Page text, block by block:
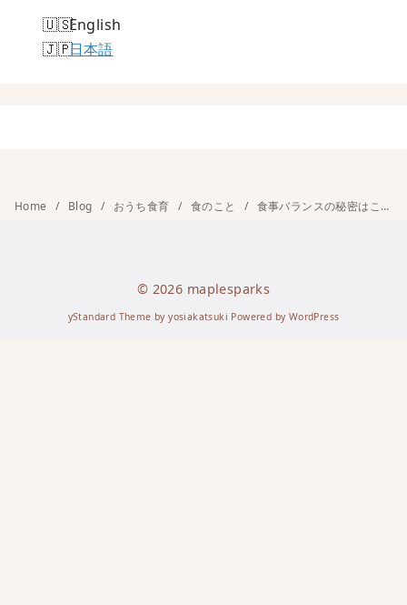
English
日本語
Home Blog おうち食育 食のこと 食事バランスの秘密はこの７品目！和食の合言葉「まごわやさしい」って知ってる？
© 2026 maplesparks
yStandard Theme byyosiakatsuki Powered by WordPress